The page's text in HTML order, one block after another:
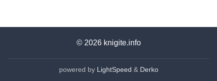
© 2026 knigite.info
powered by LightSpeed & Derko